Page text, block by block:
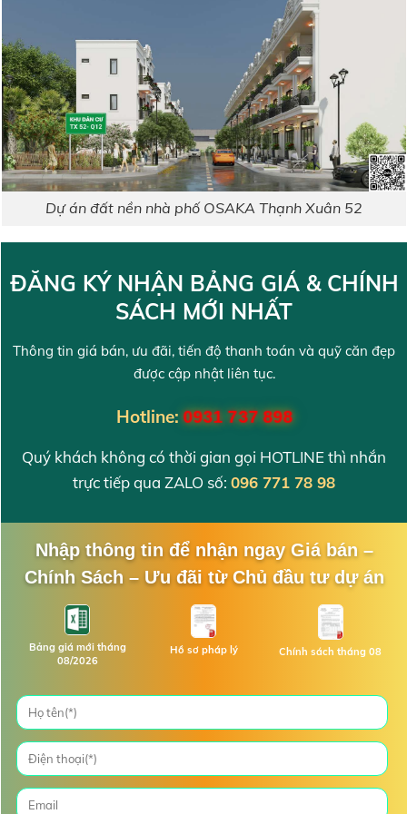
Dự án đất nền nhà phố OSAKA Thạnh Xuân 52
ĐĂNG KÝ NHẬN BẢNG GIÁ & CHÍNH
SÁCH MỚI NHẤT
Thông tin giá bán, ưu đãi, tiến độ thanh toán và quỹ căn đẹp
được cập nhật liên tục.
Hotline:0931 737 898
Quý khách không có thời gian gọi HOTLINE thì nhắn
trực tiếp qua ZALO số: 096 771 78 98
Nhập thông tin để nhận ngay Giá bán –
Chính Sách – Ưu đãi từ Chủ đầu tư dự án
Bảng giá mới tháng
08/2026
Hồ sơ pháp lý Chính sách tháng 08